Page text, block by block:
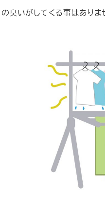
臭いがしてくる事はありま